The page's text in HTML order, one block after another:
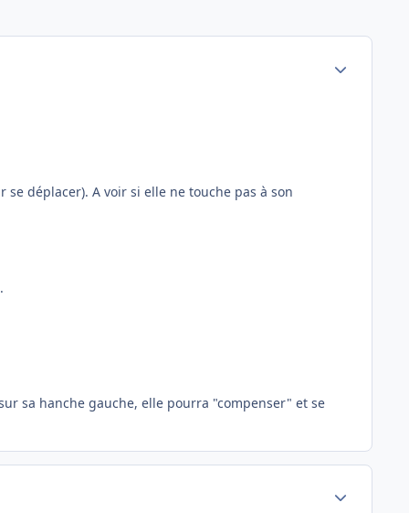
déplacer). A voir si elle ne touche pas à son
sa hanche gauche, elle pourra "compenser" et se